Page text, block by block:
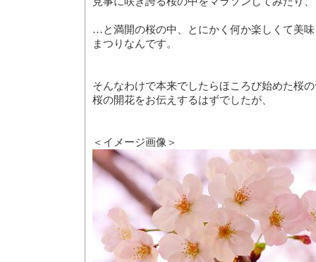
…と満開の桜の中、とにかく何か楽しくて美
まつりなんです。
そんなわけで本来でしたらほころび始めた桜
桜の開花をお伝えするはずでしたが、
＜イメージ画像＞